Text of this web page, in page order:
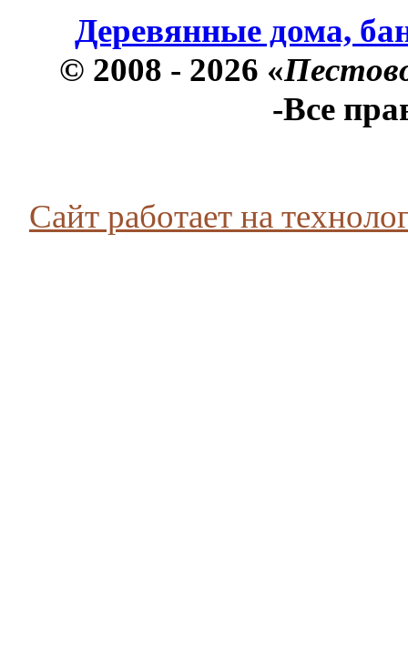
Деревянные дома,
© 2008 - 2026 «
-Все
Сайт работает на